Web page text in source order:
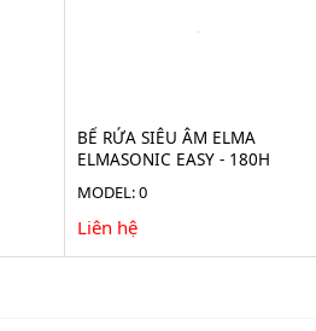
BỂ RỬA SIÊU ÂM ELMA
ELMASONIC EASY - 180H
MODEL: 0
Liên hệ